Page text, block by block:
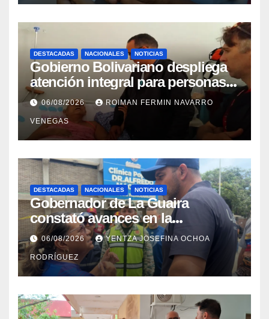
DESTACADAS NACIONALES NOTICIAS
Gobierno Bolivariano despliega
atención integral para personas
con discapacidad en
campamentos de La Guaira
06/08/2026 ROIMAN FERMIN NAVARRO
VENEGAS
DESTACADAS NACIONALES NOTICIAS
Gobernador de La Guaira
constató avances en la
rehabilitación del Hospitalito de
Catia la Mar
06/08/2026 YENTZA JOSEFINA OCHOA
RODRÍGUEZ